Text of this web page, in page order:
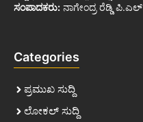
ಸಂಪಾದಕರು: ನಾಗೇಂದ್ರ ರೆಡ್ಡಿ ಪಿ.ಎಲ್
Categories
ಪ್ರಮುಖ ಸುದ್ದಿ
ಲೋಕಲ್ ಸುದ್ದಿ